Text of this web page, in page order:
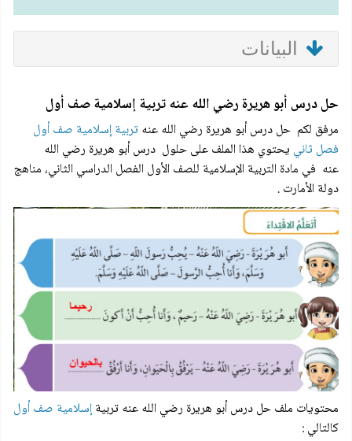
البيانات
حل درس أبو هريرة رضي الله عنه تربية إسلامية صف أول
مرفق لكم حل درس أبو هريرة رضي الله عنهتربية إسلامية صف أول
فصل ثاني يحتوي هذا الملف على حلول درس أبو هريرة رضي الله
عنه في مادة التربية الإسلامية للصف الأول الفصل الدراسي الثاني، مناهج
دولة الأمارت .
محتويات ملف حل درس أبو هريرة رضي الله عنه تربيةإسلامية صف أول
كالتالي :